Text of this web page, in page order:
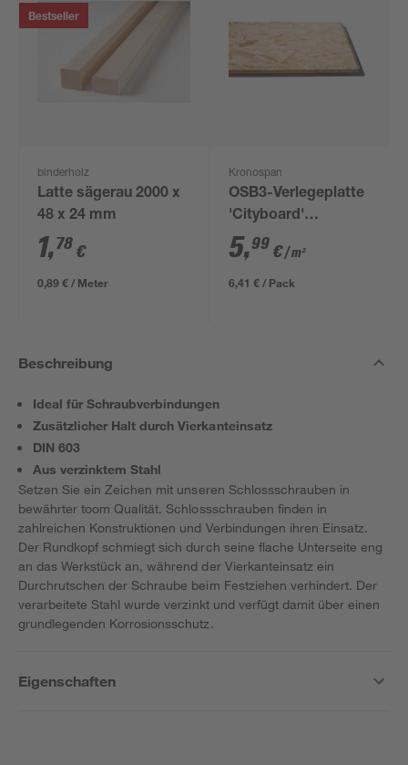
Bestseller
binderholz
Latte sägerau 2000 x
48 x 24 mm
1,78 €
0,89 € / Meter
Kronospan
OSB3-Verlegeplatte
'Cityboard'
ungeschliffen 1690 x
634 x 12 mm
5,99 €/ m²
6,41 € / Pack
Beschreibung
Ideal für Schraubverbindungen
Zusätzlicher Halt durch Vierkanteinsatz
DIN 603
Aus verzinktem Stahl
Setzen Sie ein Zeichen mit unseren Schlossschrauben in
bewährter toom Qualität. Schlossschrauben finden in
zahlreichen Konstruktionen und Verbindungen ihren Einsatz.
Der Rundkopf schmiegt sich durch seine flache Unterseite eng
an das Werkstück an, während der Vierkanteinsatz ein
Durchrutschen der Schraube beim Festziehen verhindert. Der
verarbeitete Stahl wurde verzinkt und verfügt damit über einen
grundlegenden Korrosionsschutz.
Eigenschaften